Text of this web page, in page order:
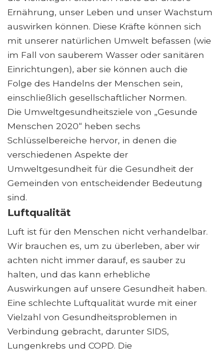
Ernährung, unser Leben und unser Wachstum
auswirken können. Diese Kräfte können sich
mit unserer natürlichen Umwelt befassen (wie
im Fall von sauberem Wasser oder sanitären
Einrichtungen), aber sie können auch die
Folge des Handelns der Menschen sein,
einschließlich gesellschaftlicher Normen.
Die Umweltgesundheitsziele von „Gesunde
Menschen 2020“ heben sechs
Schlüsselbereiche hervor, in denen die
verschiedenen Aspekte der
Umweltgesundheit für die Gesundheit der
Gemeinden von entscheidender Bedeutung
sind.
Luftqualität
Luft ist für den Menschen nicht verhandelbar.
Wir brauchen es, um zu überleben, aber wir
achten nicht immer darauf, es sauber zu
halten, und das kann erhebliche
Auswirkungen auf unsere Gesundheit haben.
Eine schlechte Luftqualität wurde mit einer
Vielzahl von Gesundheitsproblemen in
Verbindung gebracht, darunter SIDS,
Lungenkrebs und COPD. Die